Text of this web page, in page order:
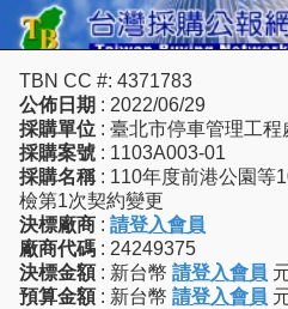
TBN CC #: 4371783
公佈日期 : 2022/06/29
採購單位 : 臺北市停車管理工程
採購案號 : 1103A003-01
採購名稱 : 110年度前港公園等
檢第1次契約變更
決標廠商 : 請登入會員
廠商代碼 : 24249375
決標金額 : 新台幣 請登入會員
預算金額 : 新台幣 請登入會員